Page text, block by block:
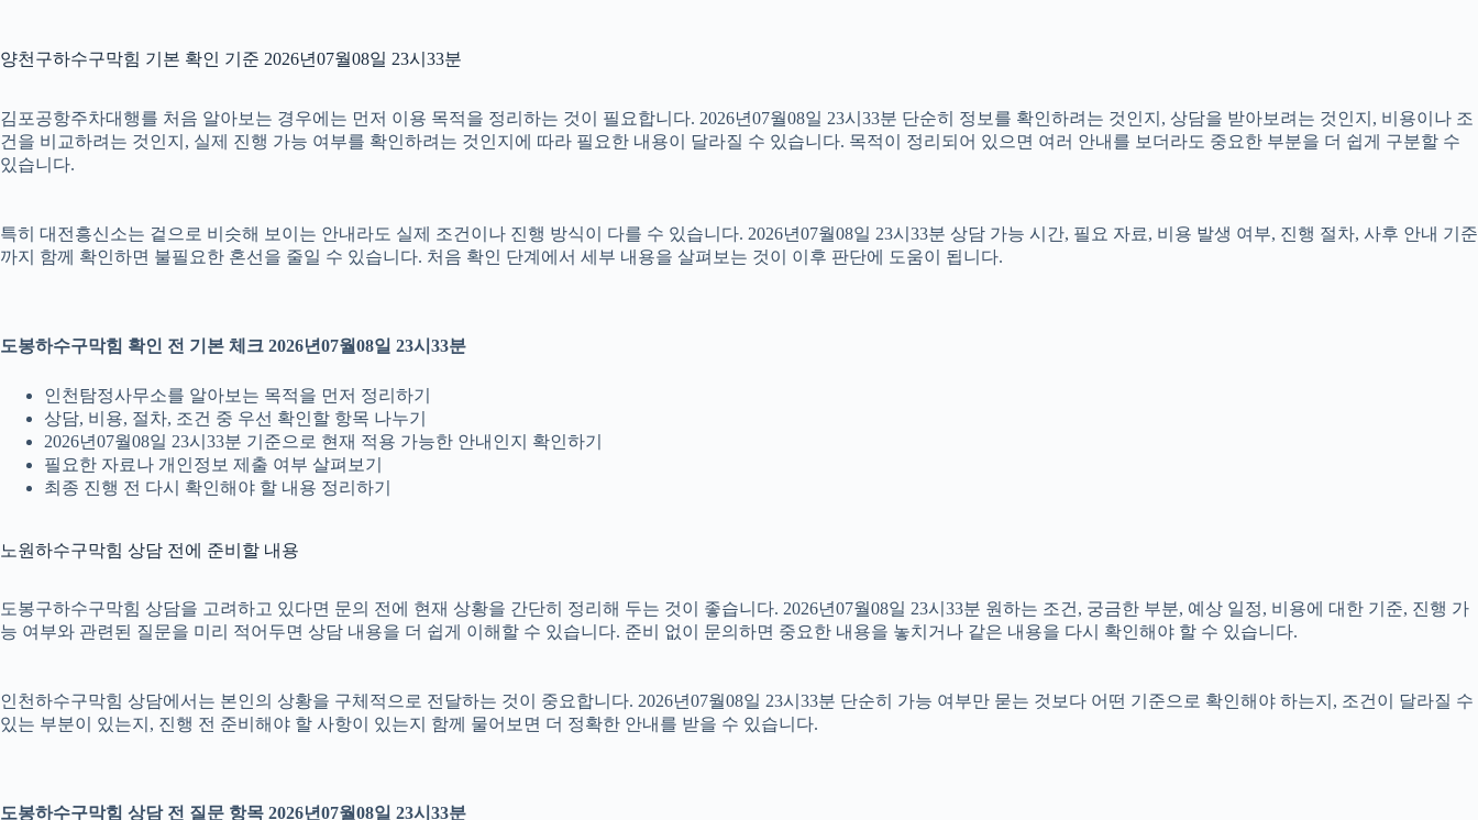
양천구하수구막힘 기본 확인 기준 2026년07월08일 23시33분
김포공항주차대행를 처음 알아보는 경우에는 먼저 이용 목적을 정리하는 것이 필요합니다. 2026년07월08일 23시33분 단순히 정보를 확인하려는 것인지, 상담을 받아보려는 것인지, 비용이나 조
건을 비교하려는 것인지, 실제 진행 가능 여부를 확인하려는 것인지에 따라 필요한 내용이 달라질 수 있습니다. 목적이 정리되어 있으면 여러 안내를 보더라도 중요한 부분을 더 쉽게 구분할 수
있습니다.
특히 대전흥신소는 겉으로 비슷해 보이는 안내라도 실제 조건이나 진행 방식이 다를 수 있습니다. 2026년07월08일 23시33분 상담 가능 시간, 필요 자료, 비용 발생 여부, 진행 절차, 사후 안내 기준
까지 함께 확인하면 불필요한 혼선을 줄일 수 있습니다. 처음 확인 단계에서 세부 내용을 살펴보는 것이 이후 판단에 도움이 됩니다.
도봉하수구막힘 확인 전 기본 체크 2026년07월08일 23시33분
인천탐정사무소를 알아보는 목적을 먼저 정리하기
상담, 비용, 절차, 조건 중 우선 확인할 항목 나누기
2026년07월08일 23시33분 기준으로 현재 적용 가능한 안내인지 확인하기
필요한 자료나 개인정보 제출 여부 살펴보기
최종 진행 전 다시 확인해야 할 내용 정리하기
노원하수구막힘 상담 전에 준비할 내용
도봉구하수구막힘 상담을 고려하고 있다면 문의 전에 현재 상황을 간단히 정리해 두는 것이 좋습니다. 2026년07월08일 23시33분 원하는 조건, 궁금한 부분, 예상 일정, 비용에 대한 기준, 진행 가
능 여부와 관련된 질문을 미리 적어두면 상담 내용을 더 쉽게 이해할 수 있습니다. 준비 없이 문의하면 중요한 내용을 놓치거나 같은 내용을 다시 확인해야 할 수 있습니다.
인천하수구막힘 상담에서는 본인의 상황을 구체적으로 전달하는 것이 중요합니다. 2026년07월08일 23시33분 단순히 가능 여부만 묻는 것보다 어떤 기준으로 확인해야 하는지, 조건이 달라질 수
있는 부분이 있는지, 진행 전 준비해야 할 사항이 있는지 함께 물어보면 더 정확한 안내를 받을 수 있습니다.
도봉하수구막힘 상담 전 질문 항목 2026년07월08일 23시33분